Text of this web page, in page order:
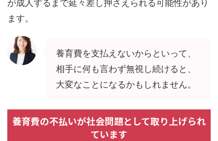
が成人するまで延々差し押さえられる可能性があり
ます。
養育費を支払えないからといって、
相手に何も言わず無視し続けると、
大変なことになるかもしれません。
養育費の不払いが社会問題として取り上げられ
ています